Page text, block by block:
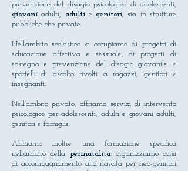
prevenzione del disagio psicologico di adolescenti,
giovani adulti, adultie genitori, sia in strutture
pubbliche che private.
Nell'ambito scolastico ci occupiamo di progetti di
educazione affettiva e sessuale, di progetti di
sostegno e prevenzione del disagio giovanile e
sportelli di ascolto rivolti a ragazzi, genitori e
insegnanti.
Nell’ambito privato, offriamo servizi di intervento
psicologico per adolescenti, adulti e giovani adulti,
genitori e famiglie.
Abbiamo inoltre una formazione specifica
nell'ambito della
perinatalità: organizziamo corsi
di accompagnamento alla nascita per neo-genitori